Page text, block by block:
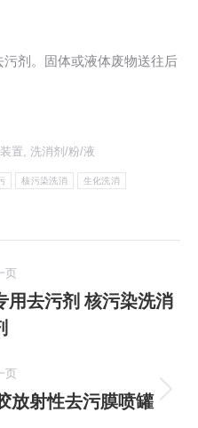
剂。固体或液体废物送往后
置, 洗消剂/粉/液
核污染洗消 生化洗消
页
上
用去污剂 核污染洗消
页
放射性去污膜喷罐